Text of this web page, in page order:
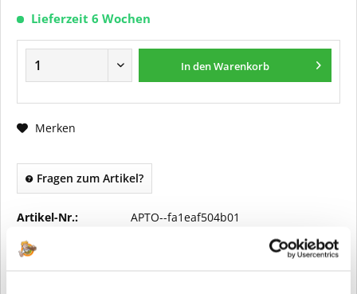
Lieferzeit 6 Wochen
In denWarenkorb
Merken
Fragen zum Artikel?
Artikel-Nr.: APTO--fa1eaf504b01
Vorteile